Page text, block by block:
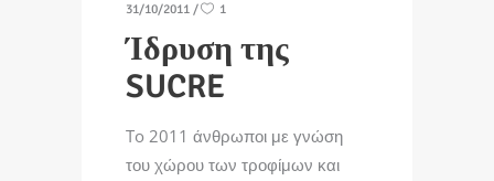
31/10/2011 1
Ίδρυση της
SUCRE
To 2011 άνθρωποι με γνώση
του χώρου των τροφίμων και